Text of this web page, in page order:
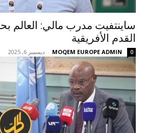
ساينتفيت مدرب مالي: العالم
القدم الأفريقية
MOQEM EUROPE ADMIN
- ديسمبر 6, 2025 0